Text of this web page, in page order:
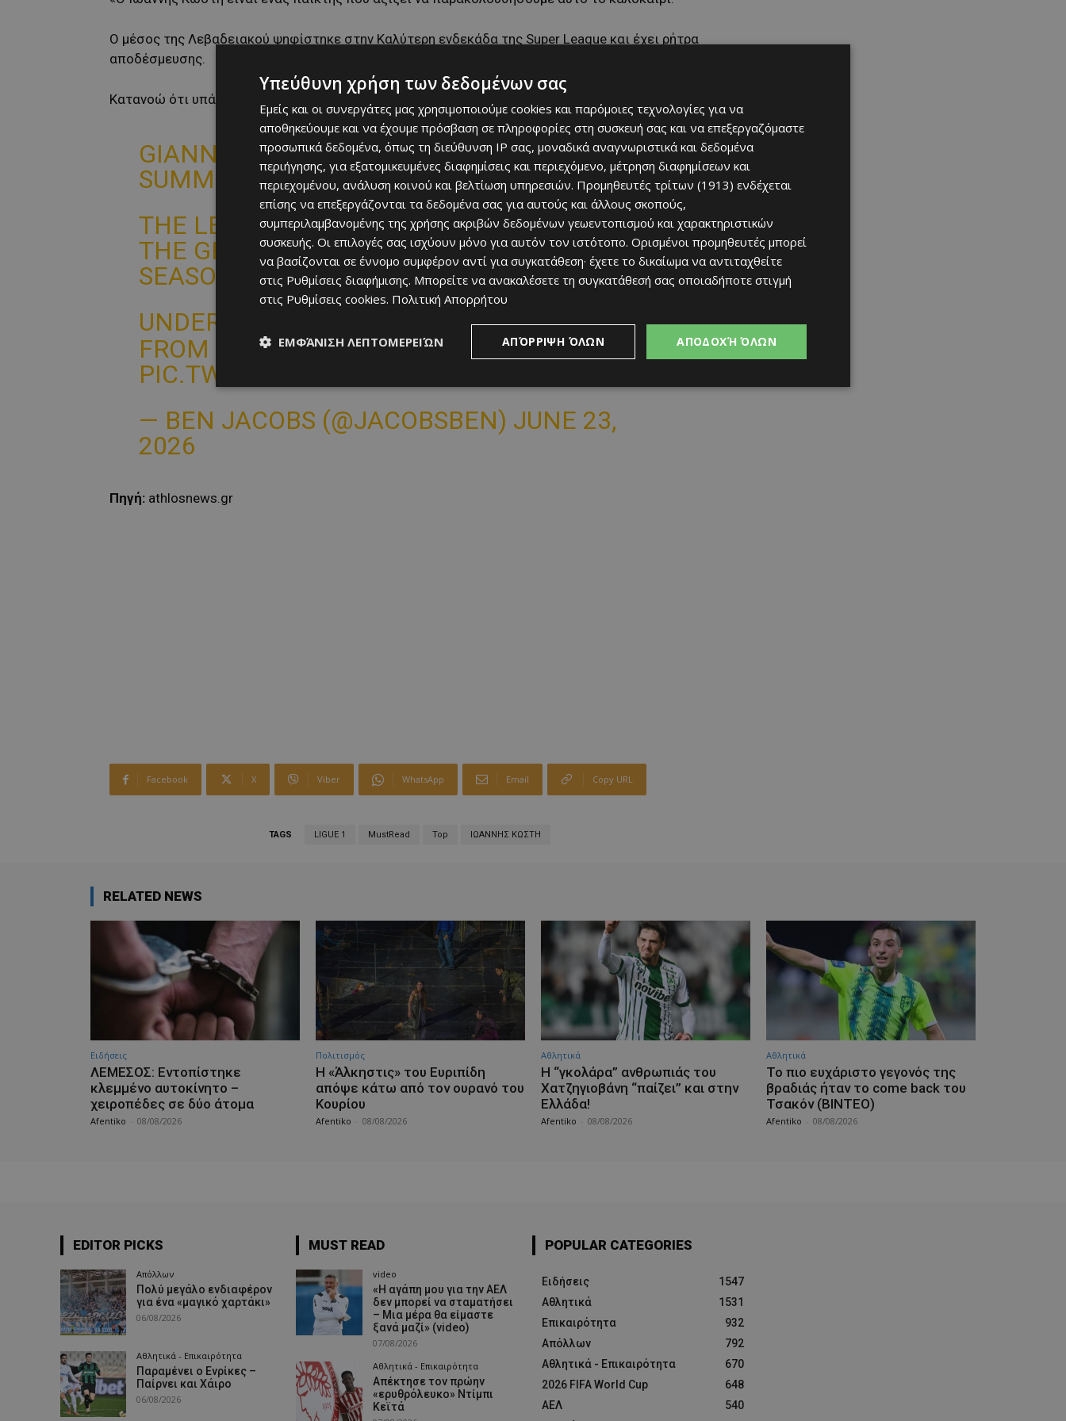
Ο μέσος της Λεβαδειακού ψηφίστηκε στην Καλύτερη ενδεκάδα της Super League και έχει ρήτρα
αποδέσμευσης.
Κατανοώ ότι υπάρχει σοβαρό ενδιαφέρον από σύλλογο της Ligue 1».
GIANNIS KOSTI ONE TO WATCH THIS
SUMMER.
THE LEVADIAKOS MIDFIELDER WAS VOTED IN
THE GREEK SUPER LEAGUE TEAM OF THE
SEASON AND HAS A RELEASE CLAUSE.
UNDERSTAND THERE IS SERIOUS INTEREST
FROM A CLUB IN LIGUE 1.
PIC.TWITTER.COM/OGRCHYYF4Y
— BEN JACOBS (@JACOBSBEN) JUNE 23,
2026
Πηγή: athlosnews.gr
Facebook X Viber WhatsApp Email Copy URL
TAGS LIGUE 1 MustRead Top ΙΩΑΝΝΗΣ ΚΩΣΤΗ
RELATED NEWS
Ειδήσεις
ΛΕΜΕΣΟΣ: Εντοπίστηκε
κλεμμένο αυτοκίνητο –
χειροπέδες σε δύο άτομα
Afentiko 08/08/2026
Πολιτισμός
Η «Άλκηστις» του Ευριπίδη
απόψε κάτω από τον ουρανό του
Κουρίου
Afentiko 08/08/2026
Αθλητικά
Η “γκολάρα” ανθρωπιάς του
Χατζηγιοβάνη “παίζει” και στην
Ελλάδα!
Afentiko 08/08/2026
Αθλητικά
Το πιο ευχάριστο γεγονός της
βραδιάς ήταν το come back του
Τσακόν (ΒΙΝΤΕΟ)
Afentiko 08/08/2026
EDITOR PICKS
Απόλλων
Πολύ μεγάλο ενδιαφέρον
για ένα «μαγικό χαρτάκι»
06/08/2026
Αθλητικά - Επικαιρότητα
Παραμένει ο Ενρίκες –
Παίρνει και Χάιρο
06/08/2026
MUST READ
video
«Η αγάπη μου για την ΑΕΛ
δεν μπορεί να σταματήσει
– Μια μέρα θα είμαστε
ξανά μαζί» (video)
07/08/2026
Αθλητικά - Επικαιρότητα
Απέκτησε τον πρώην
«ερυθρόλευκο» Ντίμπι
Κεϊτά
POPULAR CATEGORIES
Ειδήσεις
1547
Αθλητικά
1531
Επικαιρότητα
932
Απόλλων
792
Αθλητικά - Επικαιρότητα
670
2026 FIFA World Cup
648
ΑΕΛ
540
Υπεύθυνη χρήση των δεδομένων σας
Εμείς και οι συνεργάτες μας χρησιμοποιούμε cookies και παρόμοιες τεχνολογίες για να
αποθηκεύουμε και να έχουμε πρόσβαση σε πληροφορίες στη συσκευή σας και να επεξεργαζόμαστε
προσωπικά δεδομένα, όπως τη διεύθυνση IP σας, μοναδικά αναγνωριστικά και δεδομένα
περιήγησης, για εξατομικευμένες διαφημίσεις και περιεχόμενο, μέτρηση διαφημίσεων και
περιεχομένου, ανάλυση κοινού και βελτίωση υπηρεσιών. Προμηθευτές τρίτων (1913) ενδέχεται
επίσης να επεξεργάζονται τα δεδομένα σας για αυτούς και άλλους σκοπούς,
συμπεριλαμβανομένης της χρήσης ακριβών δεδομένων γεωεντοπισμού και χαρακτηριστικών
συσκευής. Οι επιλογές σας ισχύουν μόνο για αυτόν τον ιστότοπο. Ορισμένοι προμηθευτές μπορεί
να βασίζονται σε έννομο συμφέρον αντί για συγκατάθεση· έχετε το δικαίωμα να αντιταχθείτε
στις Ρυθμίσεις διαφήμισης. Μπορείτε να ανακαλέσετε τη συγκατάθεσή σας οποιαδήποτε στιγμή
στις Ρυθμίσεις cookies. Πολιτική Απορρήτου
ΑΠΟΔΟΧΉ ΌΛΩΝ
ΑΠΌΡΡΙΨΗ ΌΛΩΝ
ΕΜΦΆΝΙΣΗ ΛΕΠΤΟΜΕΡΕΙΏΝ